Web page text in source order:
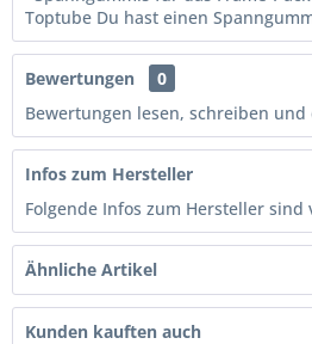
Toptube Du hast einen
Bewertungen
0
Bewertungen lesen, schreiben
Infos zum Hersteller
Folgende Infos zum Hersteller sind
Ähnliche Artikel
Kunden kauften auch